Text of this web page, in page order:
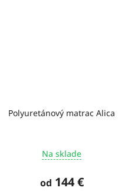
Polyuretánový matrac Alica
Na sklade
od 144 €